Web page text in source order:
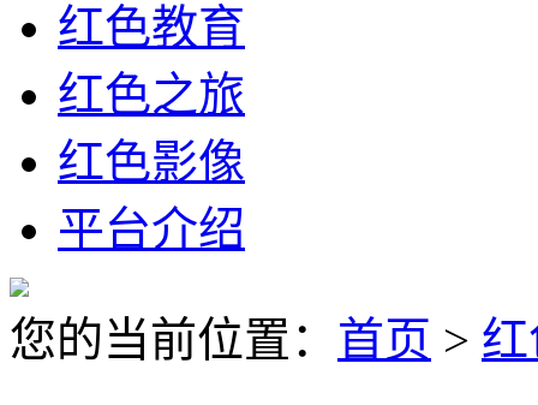
红色教育
红色之旅
红色影像
平台介绍
您的当前位置： 首页 >